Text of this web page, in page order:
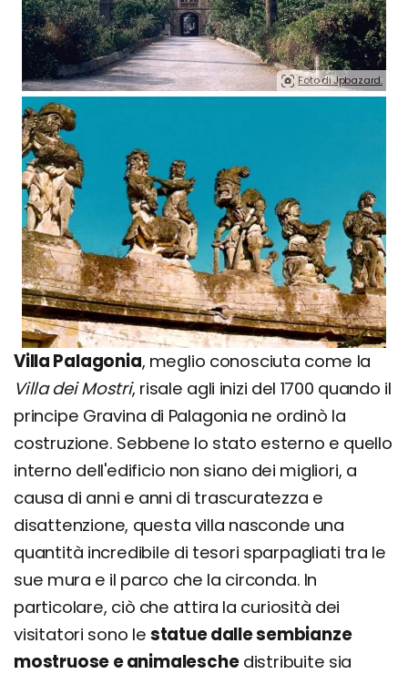
Foto di Jpbazard.
Villa Palagonia, meglio conosciuta come la
Villa dei Mostri, risale agli inizi del 1700 quando il
principe Gravina di Palagonia ne ordinò la
costruzione. Sebbene lo stato esterno e quello
interno dell'edificio non siano dei migliori, a
causa di anni e anni di trascuratezza e
disattenzione, questa villa nasconde una
quantità incredibile di tesori sparpagliati tra le
sue mura e il parco che la circonda. In
particolare, ciò che attira la curiosità dei
visitatori sono le statue dalle sembianze
mostruose e animaleschedistribuite sia